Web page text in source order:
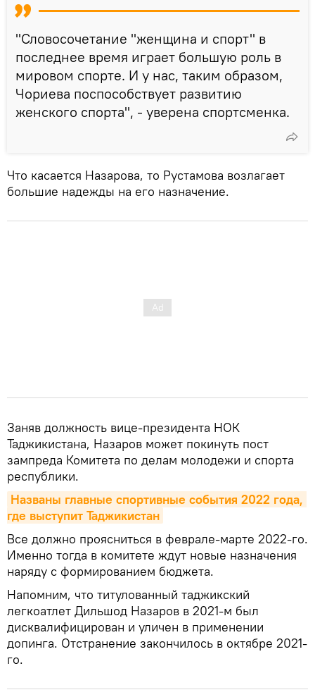
"Словосочетание "женщина и спорт" в
последнее время играет большую роль в
мировом спорте. И у нас, таким образом,
Чориева поспособствует развитию
женского спорта", - уверена спортсменка.
Что касается Назарова, то Рустамова возлагает
большие надежды на его назначение.
Заняв должность вице-президента НОК
Таджикистана, Назаров может покинуть пост
зампреда Комитета по делам молодежи и спорта
республики.
Названы главные спортивные события 2022 года,
где выступит Таджикистан
Все должно проясниться в феврале-марте 2022-го.
Именно тогда в комитете ждут новые назначения
наряду с формированием бюджета.
Напомним, что титулованный таджикский
легкоатлет Дильшод Назаров в 2021-м был
дисквалифицирован и уличен в применении
допинга. Отстранение закончилось в октябре 2021-
го.